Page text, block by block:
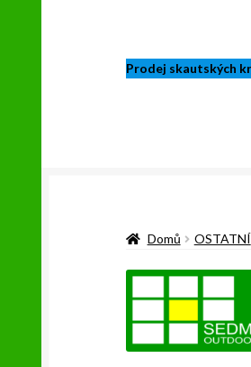
Prodej skautských
Domů OSTATNÍ